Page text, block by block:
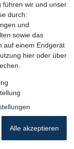
Rechte vorbehalten.
führen wir und unser
durch:
und
sowie das
auf einem Endgerät
hier oder über
Alle akzeptieren